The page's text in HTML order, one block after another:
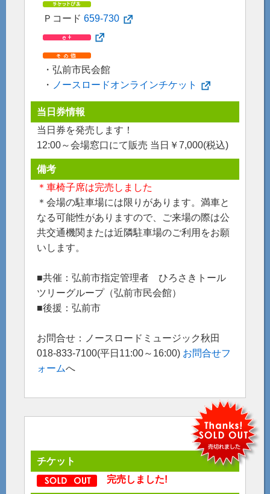
Ｐコード 659-730
・弘前市民会館
・ ノースロードオンラインチケット
当日券情報
当日券を発売します！
12:00～会場窓口にて販売 当日￥7,000(税込)
備考
＊車椅子席は完売しました
＊会場の駐車場には限りがあります。満車と
なる可能性がありますので、ご来場の際は公
共交通機関または近隣駐車場のご利用をお願
いします。
■共催：弘前市指定管理者 ひろさきトール
ツリーグループ（弘前市民会館）
■後援：弘前市
お問合せ：ノースロードミュージック秋田
018-833-7100(平日11:00～16:00) お問合せフ
ォームへ
チケット
完売しました!